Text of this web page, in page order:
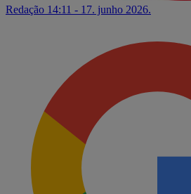
Redação 14:11 - 17. junho 2026.